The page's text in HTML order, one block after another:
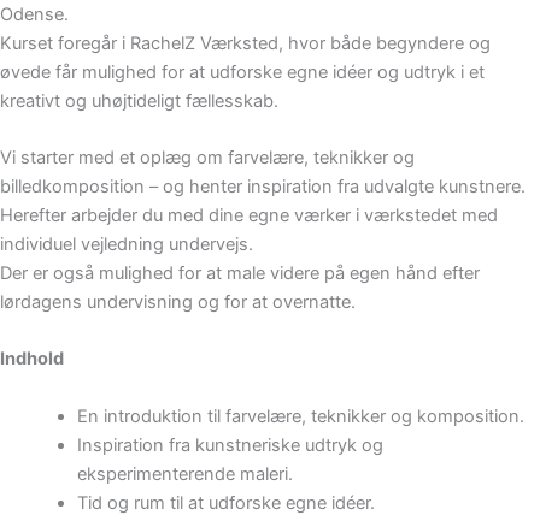
Odense.
Kurset foregår i RachelZ Værksted, hvor både begyndere og
øvede får mulighed for at udforske egne idéer og udtryk i et
kreativt og uhøjtideligt fællesskab.
Vi starter med et oplæg om farvelære, teknikker og
billedkomposition – og henter inspiration fra udvalgte kunstnere.
Herefter arbejder du med dine egne værker i værkstedet med
individuel vejledning undervejs.
Der er også mulighed for at male videre på egen hånd efter
lørdagens undervisning og for at overnatte.
Indhold
En introduktion til farvelære, teknikker og komposition.
Inspiration fra kunstneriske udtryk og
eksperimenterende maleri.
Tid og rum til at udforske egne idéer.